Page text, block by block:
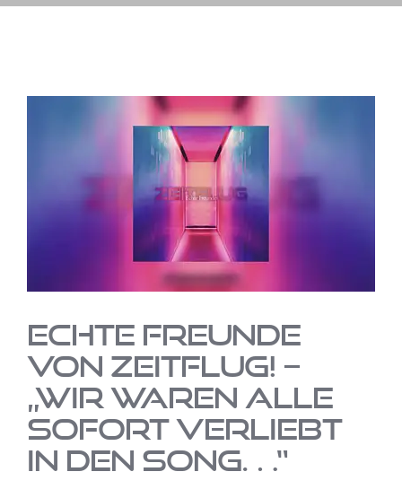
Echte Freunde
von Zeitflug! –
„Wir waren alle
sofort verliebt
in den Song…“